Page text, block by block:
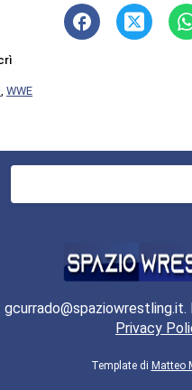
WWE
Ricerca
Privacy
Template di Matteo